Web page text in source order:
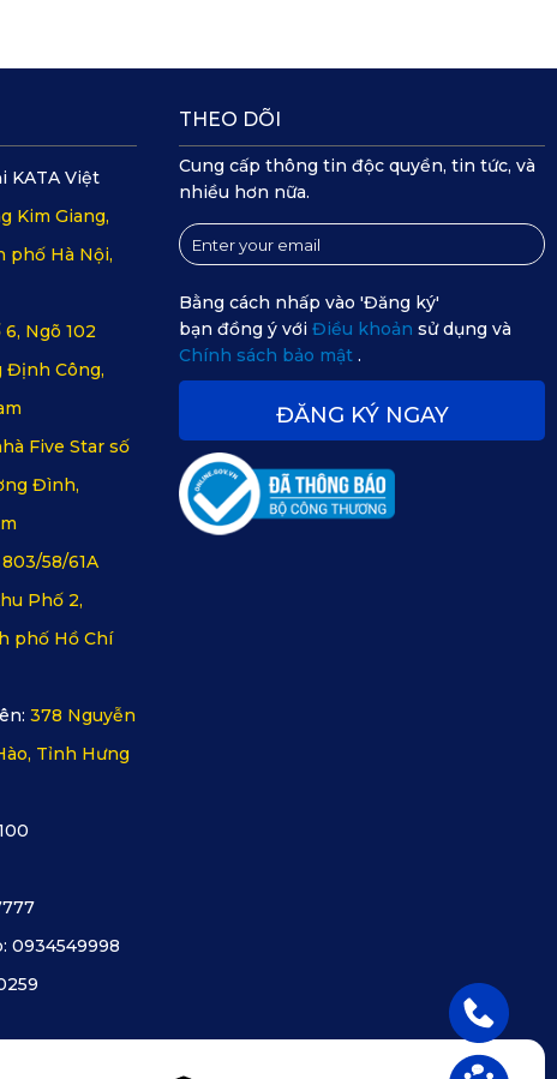
KATA Việt
Kim Giang,
phố Hà Nội,
6, Ngõ 102
Định Công,
Five Star số
Đình,
803/58/61A
Phố 2,
phố Hồ Chí
378 Nguyễn
Tỉnh Hưng
0934549998
THEO DÕI
Cung cấp thông tin độc quyền, tin tức, và
nhiều hơn nữa.
Bằng cách nhấp vào 'Đăng ký'
bạn đồng ý vớiĐiều khoảnsử dụng và
Chính sách bảo mật.
ĐĂNG KÝ NGAY